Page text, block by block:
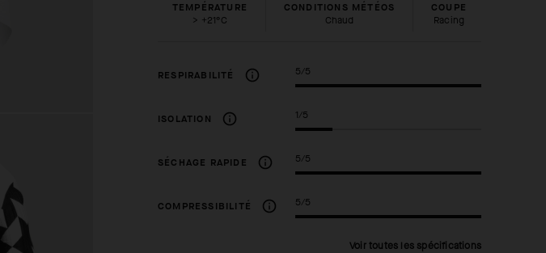
TEMPÉRATURE
> +21°C
CONDITIONS MÉTÉOS
Chaud
COUPE
racing
RESPIRABILITÉ 5/5
ISOLATION 1/5
SÉCHAGE RAPIDE 5/5
COMPRESSIBILITÉ 5/5
Voir toutes les spécifications